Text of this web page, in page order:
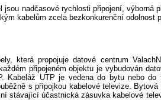
nadčasové rychlosti připojení, výborná
kabelům zcela bezkonkurenční odolnost
která propojuje datové centrum
připojeném objektu je vybudován
Kabeláž UTP je vedena do bytu nebo do
s přípojkou kabelové televize.
stávající účastnická zásuvka kabelové